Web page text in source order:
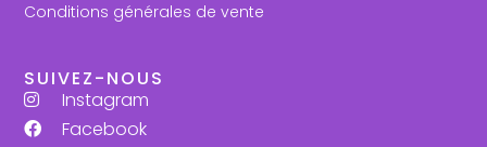
Conditions générales de vente
SUIVEZ-NOUS
Instagram
Facebook